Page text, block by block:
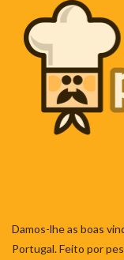
Damos-lhe as boas
Portugal. Feito por